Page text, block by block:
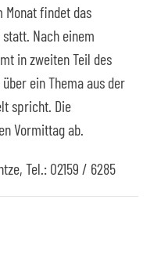
findet das
Nach einem
in zweiten Teil des
ein Thema aus der
spricht. Die
Vormittag ab.
Tel.: 02159 / 6285